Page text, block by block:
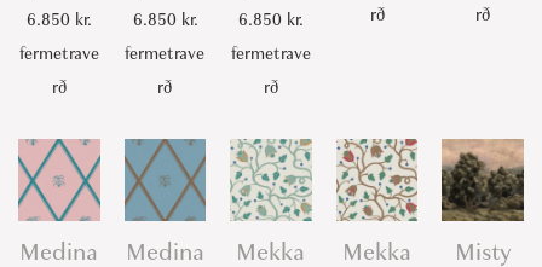
6.850 kr.
fermetrave
rð
6.850 kr.
fermetrave
rð
6.850 kr.
fermetrave
rð
rð
rð
Medina
Medina
Mekka
Mekka
Misty